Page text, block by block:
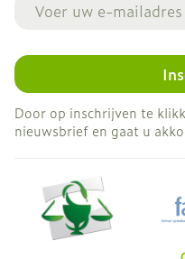
Door op inschrijven te
nieuwsbrief en gaat u